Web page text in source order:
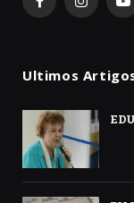
Facebook
Ultimos